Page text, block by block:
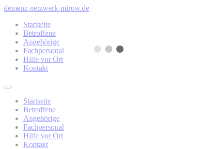
Zum
wechseln
demenz-netzwerk-mirow.de
Startseite
Betroffene
Angehörige
Fachpersonal
Hilfe vor Ort
Kontakt
Startseite
Betroffene
Angehörige
Fachpersonal
Hilfe vor Ort
Kontakt